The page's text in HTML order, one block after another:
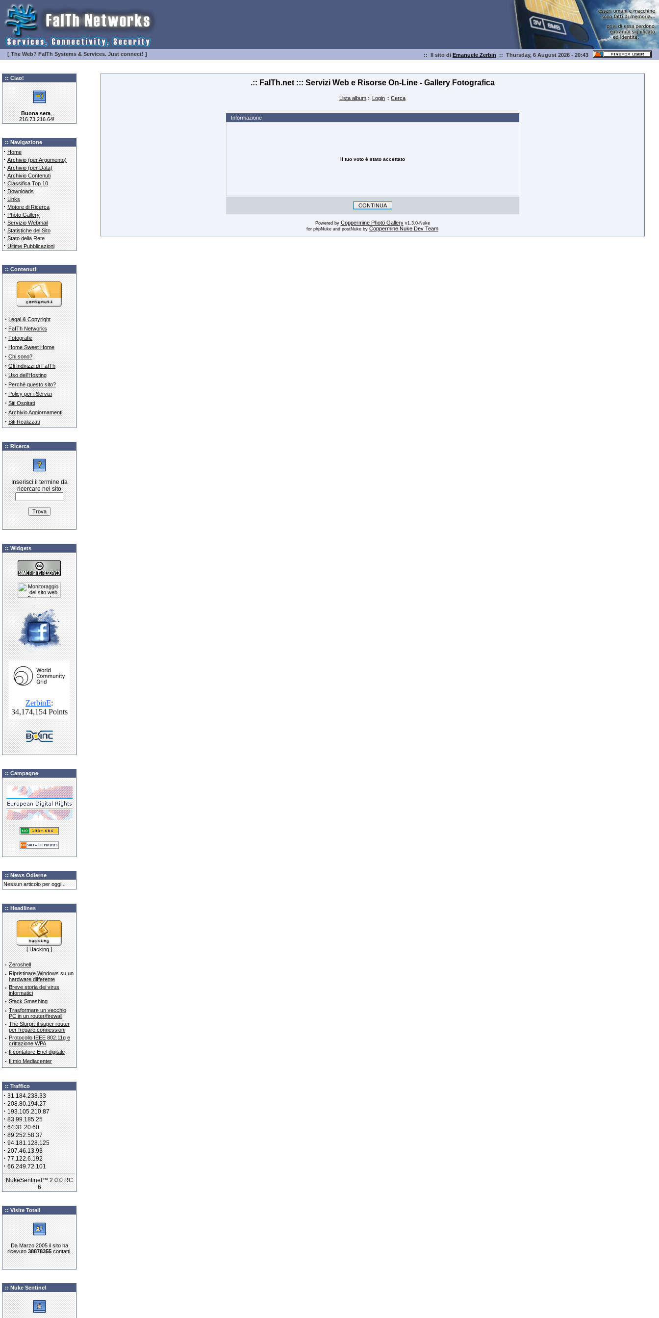
[ The Web? FaITh Systems & Services. Just connect! ] :: Il sito di Emanuele Zerbin :: Thursday, 6 August 2026 - 20:43
:: Ciao!
Buona sera,
216.73.216.64!
:: Navigazione
· Home
· Archivio (per Argomento)
· Archivio (per Data)
· Archivio Contenuti
· Classifica Top 10
· Downloads
· Links
· Motore di Ricerca
· Photo Gallery
· Servizio Webmail
· Statistiche del Sito
· Stato della Rete
· Ultime Pubblicazioni
:: Contenuti
· Legal & Copyright
· FaITh Networks
· Fotografie
· Home Sweet Home
· Chi sono?
· Gli Indirizzi di FaITh
· Uso dell'Hosting
· Perchè questo sito?
· Policy per i Servizi
· Siti Ospitati
· Archivio Aggiornamenti
· Siti Realizzati
:: Ricerca
Inserisci il termine da
ricercare nel sito
:: Widgets
:: Campagne
:: News Odierne
Nessun articolo per oggi...
:: Headlines
[Hacking]
· Zeroshell
· Ripristinare Windows su un
hardware differente
· Breve storia dei virus
informatici
· Stack Smashing
· Trasformare un vecchio
PC in un router/firewall
· The Slurpr: il super router
per fregare connessioni
· Protocollo IEEE 802.11g e
crittazione WPA
· Il contatore Enel digitale
· Il mio Mediacenter
:: Traffico
·31.184.238.33
·208.80.194.27
·193.105.210.87
·83.99.185.25
·64.31.20.60
·89.252.58.37
·94.181.128.125
·207.46.13.93
·77.122.6.192
·66.249.72.101
NukeSentinel™ 2.0.0 RC
6
:: Visite Totali
Da Marzo 2005 il sito ha
ricevuto38878355contatti.
:: Nuke Sentinel
.:: FaITh.net ::: Servizi Web e Risorse On-Line - Gallery Fotografica
Lista album :: Login :: Cerca
Informazione
il tuo voto è stato accettato
CONTINUA
Powered by Coppermine Photo Galleryv1.3.0-Nuke
for phpNuke and postNuke by Coppermine Nuke Dev Team